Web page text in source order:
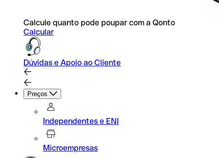
Calcule quanto pode poupar com a Qonto
Calcular
Dúvidas e Apoio ao Cliente
Preços
Independentes e ENI
Microempresas